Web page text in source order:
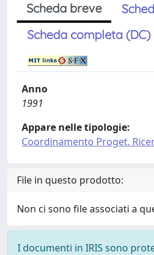
Scheda breve
Scheda completa (DC)
Anno
1991
Appare nelle tipologie:
Coordinamento Proget.
File in questo prodotto:
Non ci sono file associati a
I documenti in IRIS sono